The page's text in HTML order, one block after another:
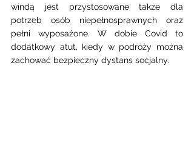
windą jest przystosowane także dla
potrzeb osób niepełnosprawnych oraz
pełni wyposażone. W dobie Covid to
dodatkowy atut, kiedy w podróży można
zachować bezpieczny dystans socjalny.